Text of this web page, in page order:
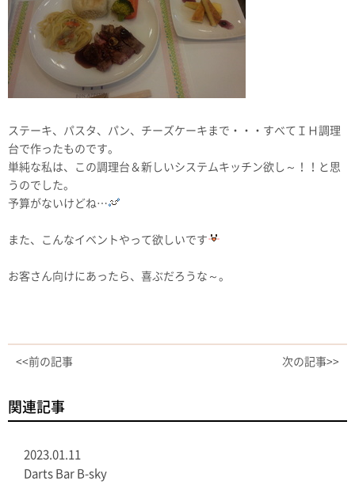
ステーキ、パスタ、パン、チーズケーキまで・・・すべてＩＨ調理
台で作ったものです。
単純な私は、この調理台＆新しいシステムキッチン欲し～！！と思
うのでした。
予算がないけどね…
また、こんなイベントやって欲しいです
お客さん向けにあったら、喜ぶだろうな～。
<<前の記事 次の記事>>
関連記事
2023.01.11
Darts Bar B-sky